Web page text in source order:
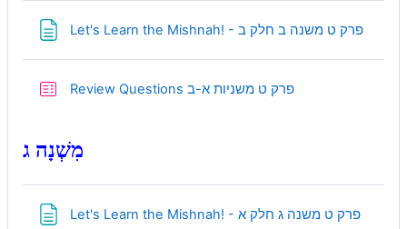
Let's Learn the Mishnah! - פרק ט משנה ב חלק בPage
Review Questions פרק ט משניות א-בQuiz
מִשְׁנָה ג
Let's Learn the Mishnah! - פרק ט משנה ג חלק אPage